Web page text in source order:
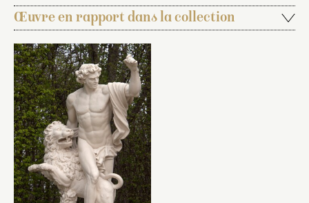
Œuvre en rapport dans la collection